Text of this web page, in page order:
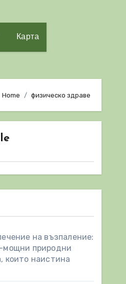
Карта
Home физическо здраве
на възпаление:
мощни природни
които наистина